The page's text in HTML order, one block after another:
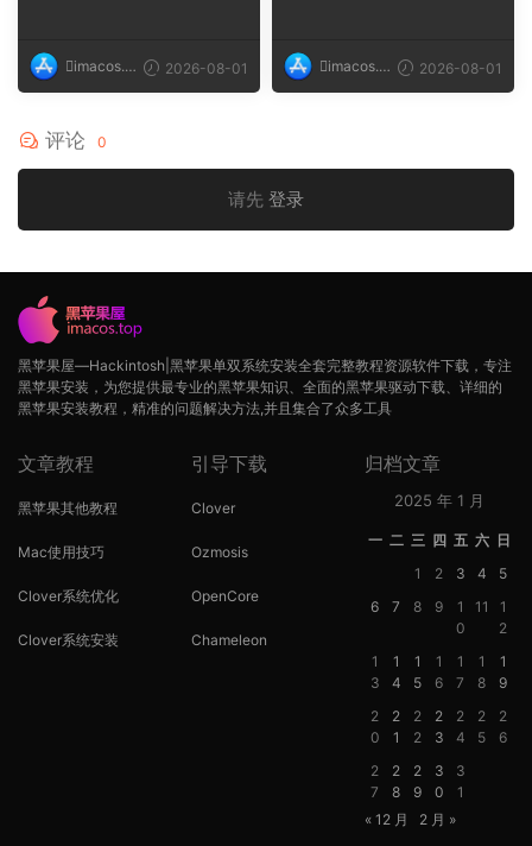
imacos.t
op
2026-08-01
imacos.t
op
2026-08-01
评论 0
请先 登录
黑苹果屋—Hackintosh|黑苹果单双系统安装全套完整教程资源软件下载，专注
黑苹果安装，为您提供最专业的黑苹果知识、全面的黑苹果驱动下载、详细的
黑苹果安装教程，精准的问题解决方法,并且集合了众多工具
文章教程
黑苹果其他教程
Mac使用技巧
Clover系统优化
Clover系统安装
引导下载
Clover
Ozmosis
OpenCore
Chameleon
归档文章
2025 年 1 月
一 二 三 四 五 六 日
1
2 3 4
5
6
7 8 9
1
0
11
1
2
1
3
1
4
1
5
1
6
1
7
1
8
1
9
2
0
2
1
2
2
2
3
2
4
2
5
2
6
2
7
2
8
2
9
3
0
3
1
« 12 月
2 月 »